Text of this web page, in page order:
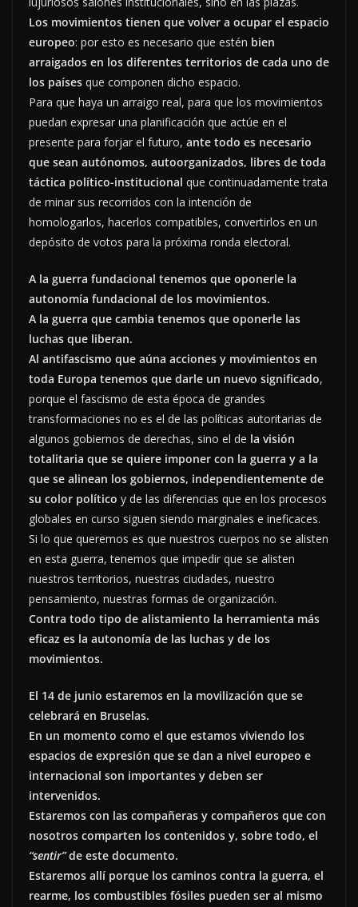
Los movimientos tienen que volver a ocupar el espacio
europeo: por esto es necesario que estén bien
arraigados en los diferentes territorios de cada uno de
los países que componen dicho espacio.
Para que haya un arraigo real, para que los movimientos
puedan expresar una planificación que actúe en el
presente para forjar el futuro, ante todo es necesario
que sean autónomos, autoorganizados, libres de toda
táctica político-institucional que continuadamente trata
de minar sus recorridos con la intención de
homologarlos, hacerlos compatibles, convertirlos en un
depósito de votos para la próxima ronda electoral.
A la guerra fundacional tenemos que oponerle la
autonomía fundacional de los movimientos.
A la guerra que cambia tenemos que oponerle las
luchas que liberan.
Al antifascismo que aúna acciones y movimientos en
toda Europa tenemos que darle un nuevo significado,
porque el fascismo de esta época de grandes
transformaciones no es el de las políticas autoritarias de
algunos gobiernos de derechas, sino el de la visión
totalitaria que se quiere imponer con la guerra y a la
que se alinean los gobiernos, independientemente de
su color político y de las diferencias que en los procesos
globales en curso siguen siendo marginales e ineficaces.
Si lo que queremos es que nuestros cuerpos no se alisten
en esta guerra, tenemos que impedir que se alisten
nuestros territorios, nuestras ciudades, nuestro
pensamiento, nuestras formas de organización.
Contra todo tipo de alistamiento la herramienta más
eficaz es la autonomía de las luchas y de los
movimientos.
El 14 de junio estaremos en la movilización que se
celebrará en Bruselas.
En un momento como el que estamos viviendo los
espacios de expresión que se dan a nivel europeo e
internacional son importantes y deben ser
intervenidos.
Estaremos con las compañeras y compañeros que con
nosotros comparten los contenidos y, sobre todo, el
“sentir”de este documento.
Estaremos allí porque los caminos contra la guerra, el
rearme, los combustibles fósiles pueden ser al mismo